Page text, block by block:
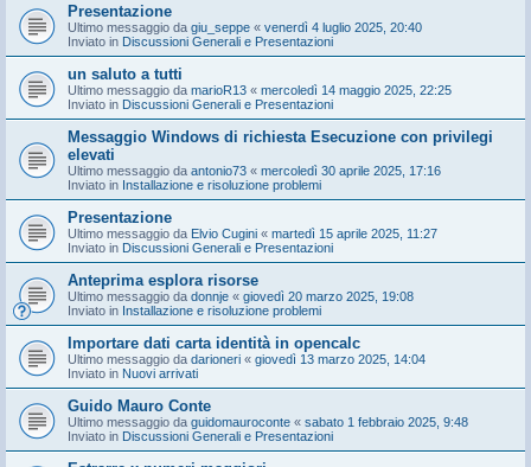
Presentazione
Ultimo messaggio da giu_seppe « venerdì 4 luglio 2025, 20:40
Inviato in Discussioni Generali e Presentazioni
un saluto a tutti
Ultimo messaggio da marioR13 « mercoledì 14 maggio 2025, 22:25
Inviato in Discussioni Generali e Presentazioni
Messaggio Windows di richiesta Esecuzione con privilegi
elevati
Ultimo messaggio da antonio73 « mercoledì 30 aprile 2025, 17:16
Inviato in Installazione e risoluzione problemi
Presentazione
Ultimo messaggio da Elvio Cugini « martedì 15 aprile 2025, 11:27
Inviato in Discussioni Generali e Presentazioni
Anteprima esplora risorse
Ultimo messaggio da donnje « giovedì 20 marzo 2025, 19:08
Inviato in Installazione e risoluzione problemi
Importare dati carta identità in opencalc
Ultimo messaggio da darioneri « giovedì 13 marzo 2025, 14:04
Inviato in Nuovi arrivati
Guido Mauro Conte
Ultimo messaggio da guidomauroconte « sabato 1 febbraio 2025, 9:48
Inviato in Discussioni Generali e Presentazioni